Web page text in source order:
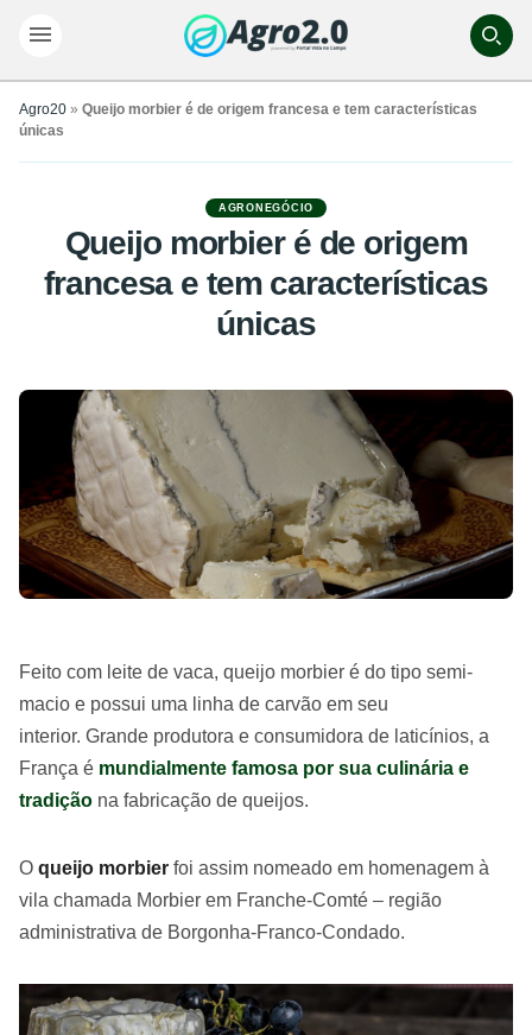
Agro20 » Queijo morbier é de origem francesa e tem características
únicas
AGRONEGÓCIO
Queijo morbier é de origem
francesa e tem características
únicas
Feito com leite de vaca, queijo morbier é do tipo semi-
macio e possui uma linha de carvão em seu
interior. Grande produtora e consumidora de laticínios, a
França é mundialmente famosa por sua culinária e
tradição na fabricação de queijos.
O queijo morbier foi assim nomeado em homenagem à
vila chamada Morbier em Franche-Comté – região
administrativa de Borgonha-Franco-Condado.